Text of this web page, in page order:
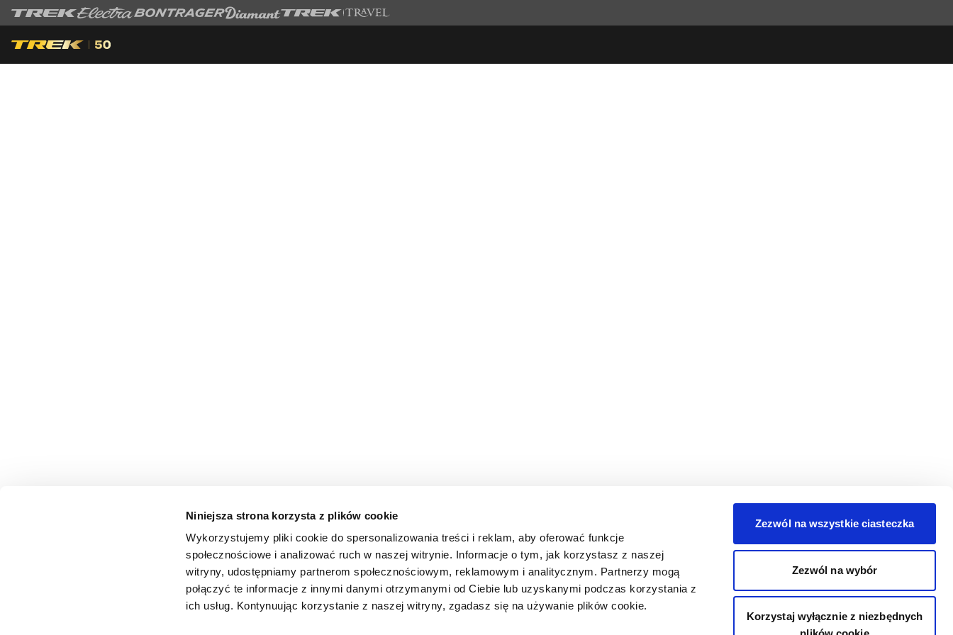
Niniejsza strona korzysta z plików cookie
Wykorzystujemy pliki cookie do spersonalizowania treści i reklam, aby oferować funkcje
społecznościowe i analizować ruch w naszej witrynie. Informacje o tym, jak korzystasz z naszej
witryny, udostępniamy partnerom społecznościowym, reklamowym i analitycznym. Partnerzy mogą
połączyć te informacje z innymi danymi otrzymanymi od Ciebie lub uzyskanymi podczas korzystania z
ich usług. Kontynuując korzystanie z naszej witryny, zgadasz się na używanie plików cookie.
Zezwól na wszystkie ciasteczka
Zezwól na wybór
Korzystaj wyłącznie z niezbędnych